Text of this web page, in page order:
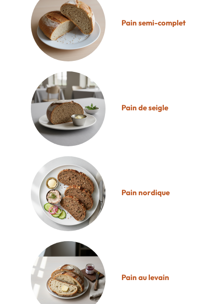
Pain semi-complet
Pain de seigle
Pain nordique
Pain au levain